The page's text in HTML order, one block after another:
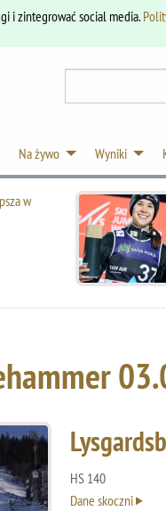
i zintegrować social media.
Na żywo Wyniki
w
HS 140
Dane skoczni